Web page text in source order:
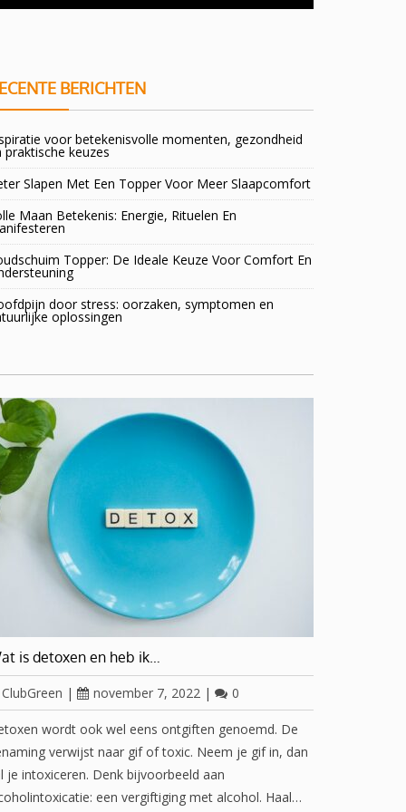
BERICHTEN
voor betekenisvolle momenten, gezondheid
praktische keuzes
Slapen Met Een Topper Voor Meer Slaapcomfort
Maan Betekenis: Energie, Rituelen En
Topper: De Ideale Keuze Voor Comfort En
door stress: oorzaken, symptomen en
oplossingen
is detoxen en heb ik…
ClubGreen | november 7, 2022 | 0
wordt ook wel eens ontgiften genoemd. De
verwijst naar gif of toxic. Neem je gif in, dan
je intoxiceren. Denk bijvoorbeeld aan
een vergiftiging met alcohol. Haal…